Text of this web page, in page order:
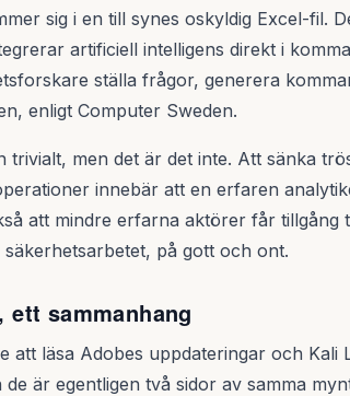
sig i en till synes oskyldig Excel-fil.
artificiell intelligens direkt i
ställa frågor, generera
enligt Computer Sweden.
trivialt, men det är det inte. Att sänka
innebär att en erfaren
att mindre erfarna aktörer får tillgång
på gott och ont.
ett sammanhang
att läsa Adobes uppdateringar och Kali
de är egentligen två sidor av samma